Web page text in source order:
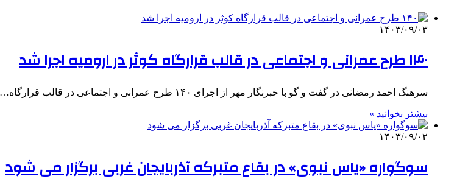
۱۴۰۳/۰۹/۰۳
۱۴۰ طرح عمرانی و اجتماعی در قالب قرارگاه کوثر در ارومیه اجرا شد
سرهنگ احمد رمضانی در گفت و گو با خبرنگار مهر از اجرای ۱۴۰ طرح عمرانی و اجتماعی در قالب قرارگاه…
بیشتر بخوانید »
۱۴۰۳/۰۹/۰۲
سوگواره «یاس نبوی» در بقاع متبرکه آذربایجان‌ غربی برگزار می شود